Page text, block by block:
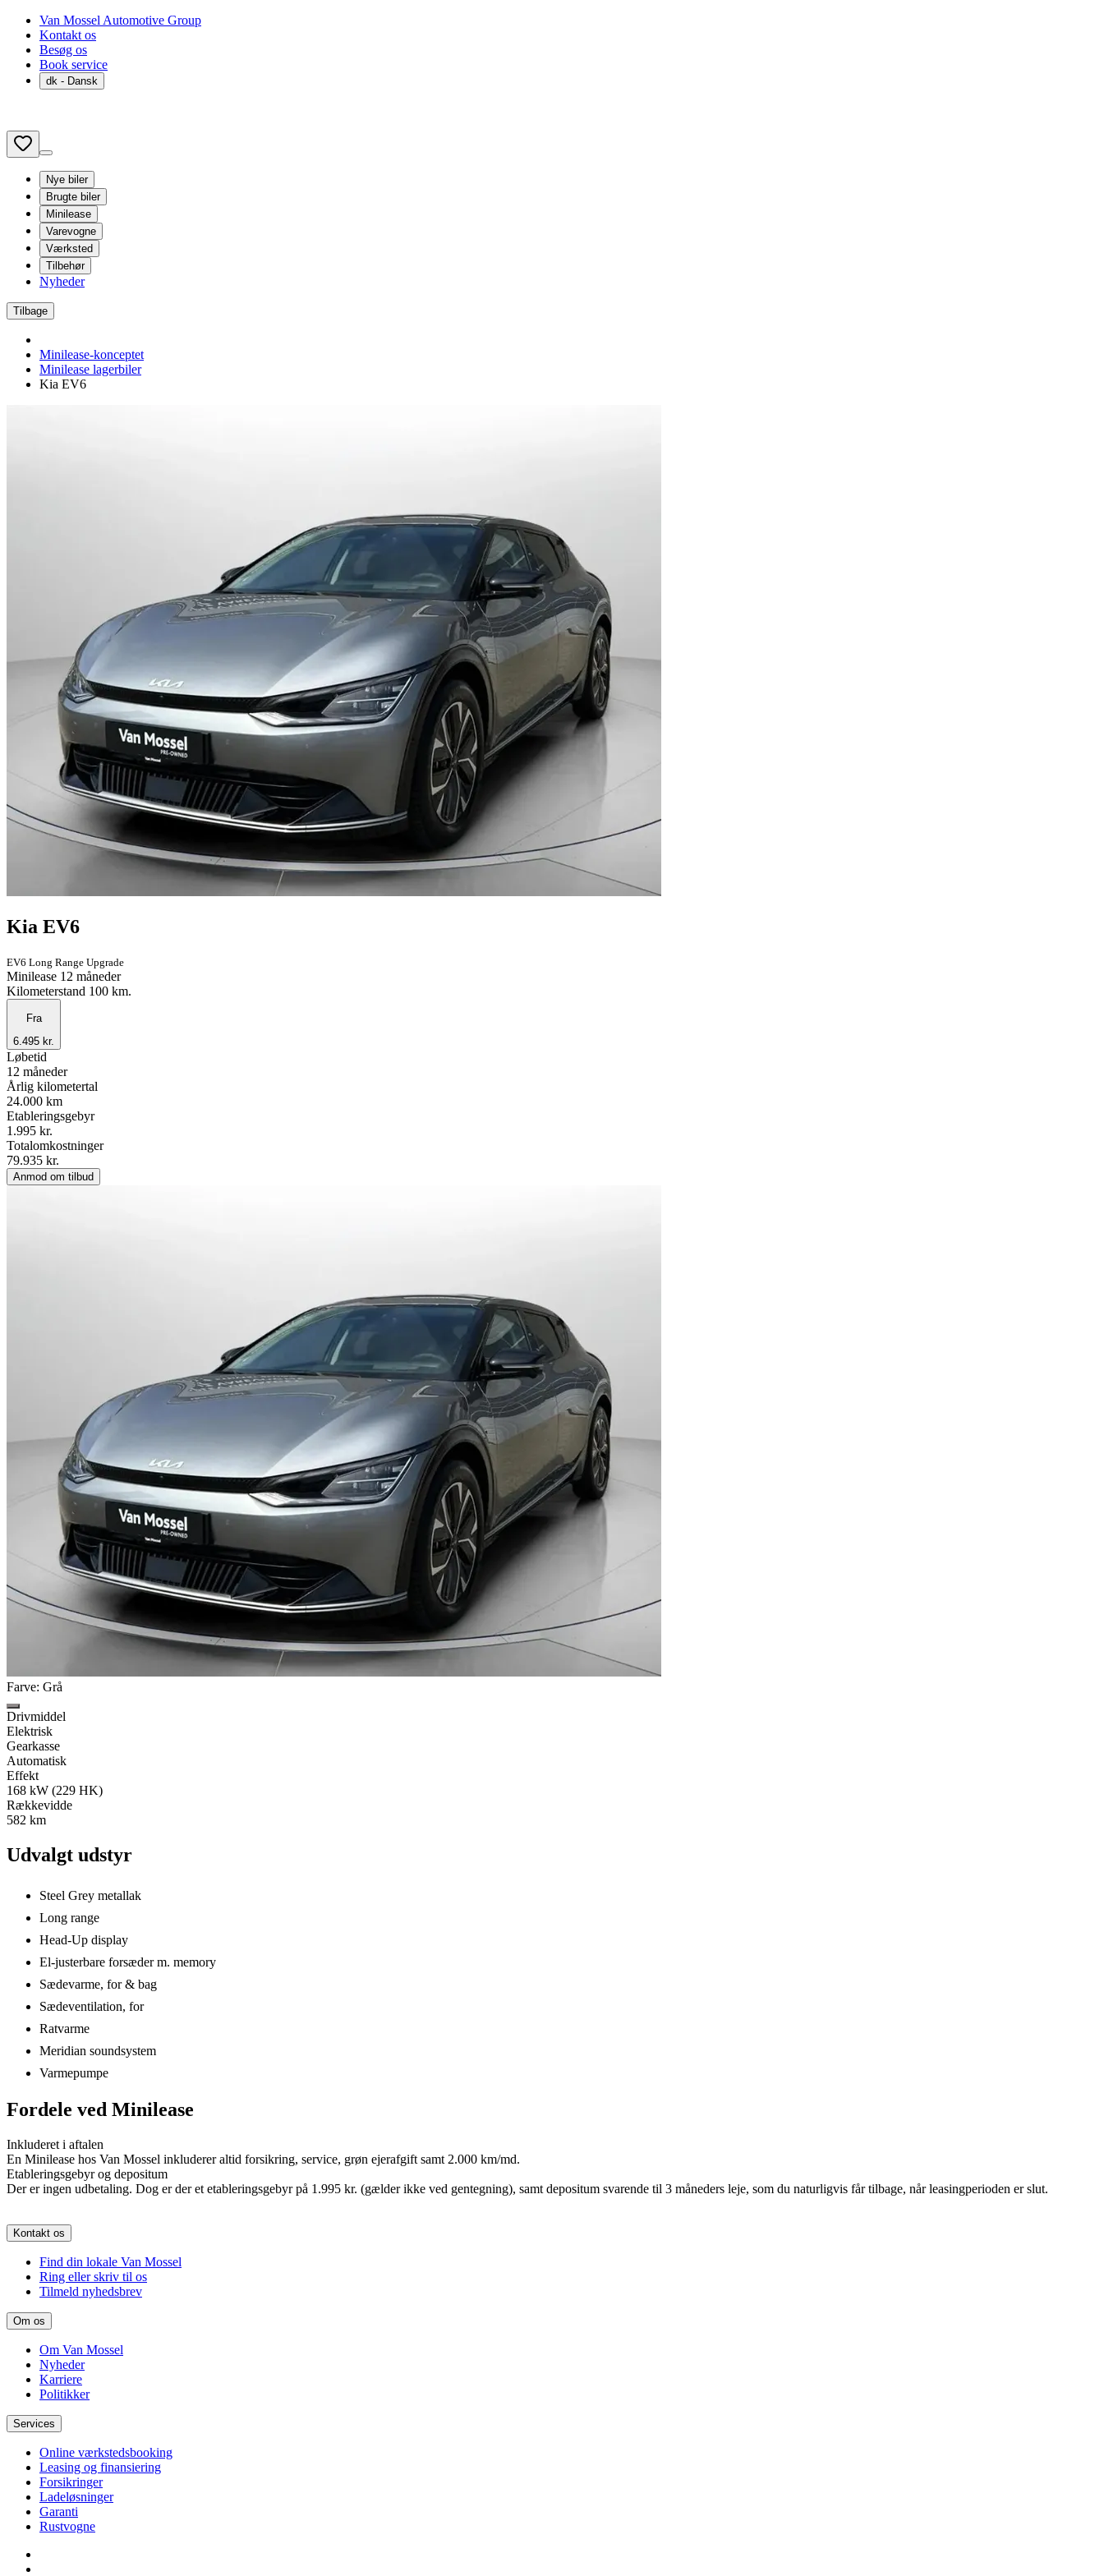
Van Mossel Automotive Group
Kontakt os
Besøg os
Book service
dk - Dansk
Nye biler
Brugte biler
Minilease
Varevogne
Værksted
Tilbehør
Nyheder
Tilbage
Minilease-konceptet
Minilease lagerbiler
Kia EV6
Kia EV6
EV6 Long Range Upgrade
Minilease 12 måneder
Kilometerstand 100 km.
Fra
6.495 kr.
Løbetid
12 måneder
Årlig kilometertal
24.000 km
Etableringsgebyr
1.995 kr.
Totalomkostninger
79.935 kr.
Anmod om tilbud
Farve: Grå
Drivmiddel
Elektrisk
Gearkasse
Automatisk
Effekt
168 kW (229 HK)
Rækkevidde
582 km
Udvalgt udstyr
Steel Grey metallak
Long range
Head-Up display
El-justerbare forsæder m. memory
Sædevarme, for & bag
Sædeventilation, for
Ratvarme
Meridian soundsystem
Varmepumpe
Fordele ved Minilease
Inkluderet i aftalen
En Minilease hos Van Mossel inkluderer altid forsikring, service, grøn ejerafgift samt 2.000 km/md.
Etableringsgebyr og depositum
Der er ingen udbetaling. Dog er der et etableringsgebyr på 1.995 kr. (gælder ikke ved gentegning), samt depositum svarende til 3 måneders leje, som du naturligvis får tilbage, når leasingperioden er slut.
Kontakt os
Find din lokale Van Mossel
Ring eller skriv til os
Tilmeld nyhedsbrev
Om os
Om Van Mossel
Nyheder
Karriere
Politikker
Services
Online værkstedsbooking
Leasing og finansiering
Forsikringer
Ladeløsninger
Garanti
Rustvogne